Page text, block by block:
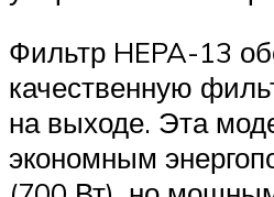
Фильтр HEPA-13
качественную
на выходе. Эта
экономным